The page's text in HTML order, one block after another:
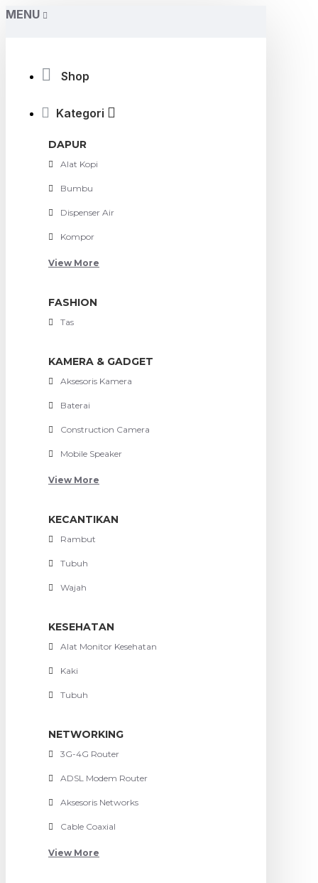
MENU
Shop
Kategori
DAPUR
Alat Kopi
Bumbu
Dispenser Air
Kompor
View More
FASHION
Tas
KAMERA & GADGET
Aksesoris Kamera
Baterai
Construction Camera
Mobile Speaker
View More
KECANTIKAN
Rambut
Tubuh
Wajah
KESEHATAN
Alat Monitor Kesehatan
Kaki
Tubuh
NETWORKING
3G-4G Router
ADSL Modem Router
Aksesoris Networks
Cable Coaxial
View More